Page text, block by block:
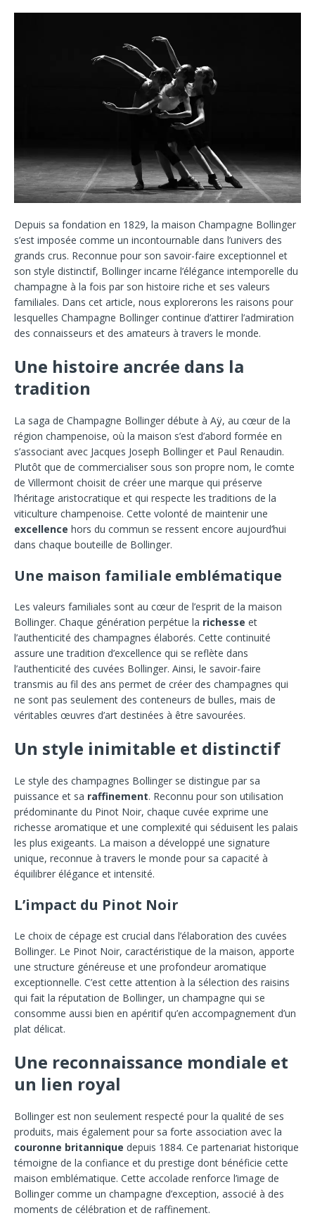
Depuis sa fondation en 1829, la maison Champagne Bollinger
s’est imposée comme un incontournable dans l’univers des
grands crus. Reconnue pour son savoir-faire exceptionnel et
son style distinctif, Bollinger incarne l’élégance intemporelle du
champagne à la fois par son histoire riche et ses valeurs
familiales. Dans cet article, nous explorerons les raisons pour
lesquelles Champagne Bollinger continue d’attirer l’admiration
des connaisseurs et des amateurs à travers le monde.
Une histoire ancrée dans la
tradition
La saga de Champagne Bollinger débute à Aÿ, au cœur de la
région champenoise, où la maison s’est d’abord formée en
s’associant avec Jacques Joseph Bollinger et Paul Renaudin.
Plutôt que de commercialiser sous son propre nom, le comte
de Villermont choisit de créer une marque qui préserve
l’héritage aristocratique et qui respecte les traditions de la
viticulture champenoise. Cette volonté de maintenir une
excellence hors du commun se ressent encore aujourd’hui
dans chaque bouteille de Bollinger.
Une maison familiale emblématique
Les valeurs familiales sont au cœur de l’esprit de la maison
Bollinger. Chaque génération perpétue la richesse et
l’authenticité des champagnes élaborés. Cette continuité
assure une tradition d’excellence qui se reflète dans
l’authenticité des cuvées Bollinger. Ainsi, le savoir-faire
transmis au fil des ans permet de créer des champagnes qui
ne sont pas seulement des conteneurs de bulles, mais de
véritables œuvres d’art destinées à être savourées.
Un style inimitable et distinctif
Le style des champagnes Bollinger se distingue par sa
puissance et sa raffinement. Reconnu pour son utilisation
prédominante du Pinot Noir, chaque cuvée exprime une
richesse aromatique et une complexité qui séduisent les palais
les plus exigeants. La maison a développé une signature
unique, reconnue à travers le monde pour sa capacité à
équilibrer élégance et intensité.
L’impact du Pinot Noir
Le choix de cépage est crucial dans l’élaboration des cuvées
Bollinger. Le Pinot Noir, caractéristique de la maison, apporte
une structure généreuse et une profondeur aromatique
exceptionnelle. C’est cette attention à la sélection des raisins
qui fait la réputation de Bollinger, un champagne qui se
consomme aussi bien en apéritif qu’en accompagnement d’un
plat délicat.
Une reconnaissance mondiale et
un lien royal
Bollinger est non seulement respecté pour la qualité de ses
produits, mais également pour sa forte association avec la
couronne britannique depuis 1884. Ce partenariat historique
témoigne de la confiance et du prestige dont bénéficie cette
maison emblématique. Cette accolade renforce l’image de
Bollinger comme un champagne d’exception, associé à des
moments de célébration et de raffinement.